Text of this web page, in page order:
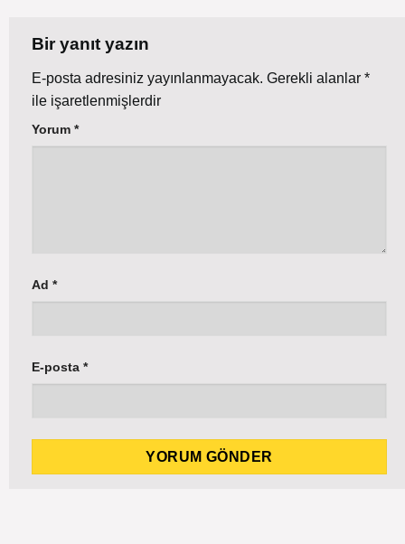
Bir yanıt yazın
E-posta adresiniz yayınlanmayacak. Gerekli alanlar *
ile işaretlenmişlerdir
Yorum *
Ad *
E-posta *